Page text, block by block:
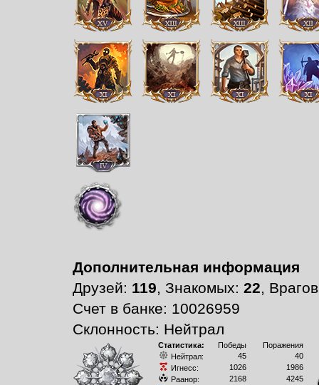
Дополнительная информация
Друзей: 119, Знакомых: 22,
Счет в банке: 10026959
Склонность: Нейтрал
Статистика: Победы
Поражения
Нейтрал:
45
40
Игнесс:
1026
1986
Раанор:
2168
4245